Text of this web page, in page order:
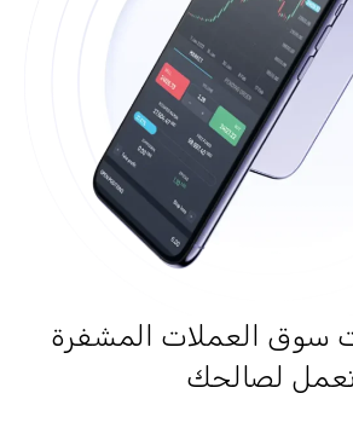
سوق العملات المشفرة
لصالحك